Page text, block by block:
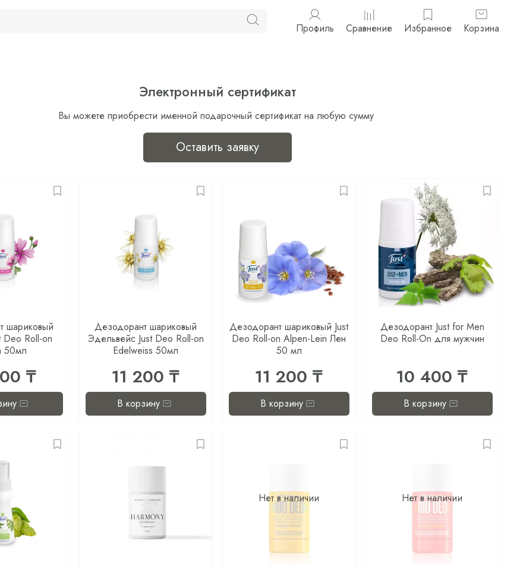
Профиль Сравнение Избранное Корзина
Электронный сертификат
Вы можете приобрести именной подарочный сертификат на любую сумму
Оставить заявку
шариковый
Deo Roll-on
50мл
₸
Дезодорант шариковый
Эдельвейс Just Deo Roll-on
Edelweiss 50мл
11 200 ₸
В корзину
Дезодорант шариковый Just
Deo Roll-on Alpen-Lein Лен
50 мл
11 200 ₸
В корзину
Дезодорант Just for Men
Deo Roll-On для мужчин
10 400 ₸
В корзину
Нет в наличии Нет в наличии